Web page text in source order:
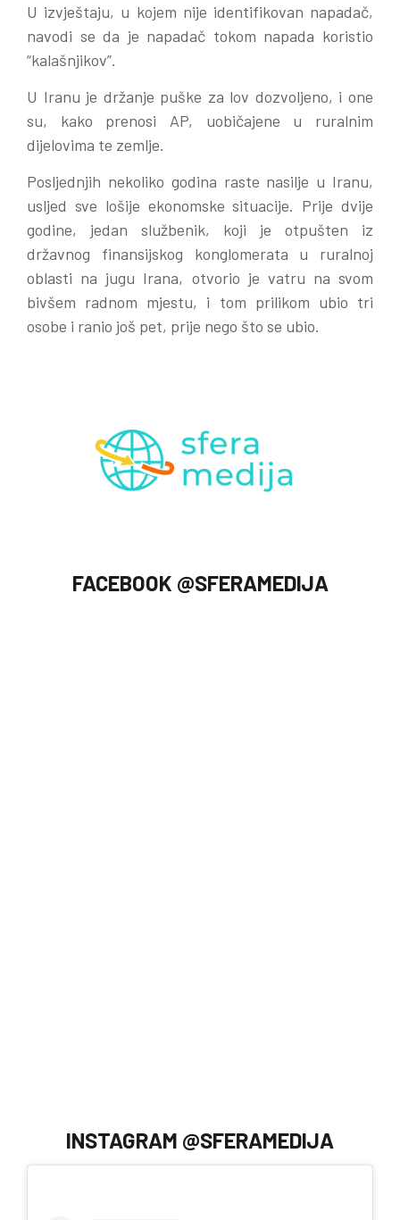
U izvještaju, u kojem nije identifikovan napadač,
navodi se da je napadač tokom napada koristio
“kalašnjikov”.
U Iranu je držanje puške za lov dozvoljeno, i one
su, kako prenosi AP, uobičajene u ruralnim
dijelovima te zemlje.
Posljednjih nekoliko godina raste nasilje u Iranu,
usljed sve lošije ekonomske situacije. Prije dvije
godine, jedan službenik, koji je otpušten iz
državnog finansijskog konglomerata u ruralnoj
oblasti na jugu Irana, otvorio je vatru na svom
bivšem radnom mjestu, i tom prilikom ubio tri
osobe i ranio još pet, prije nego što se ubio.
FACEBOOK @SFERAMEDIJA
INSTAGRAM @SFERAMEDIJA